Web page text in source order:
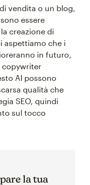
vendita o un blog,
essere
creazione di
aspettiamo che i
in futuro,
copywriter
AI possono
qualità che
SEO, quindi
sul tocco
la tua